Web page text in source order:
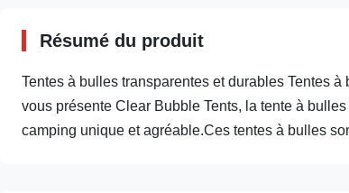
Résumé du produit
Tentes à bulles transparentes et durables Tentes
vous présente Clear Bubble Tents, la tente à
camping unique et agréable.Ces tentes à bulles